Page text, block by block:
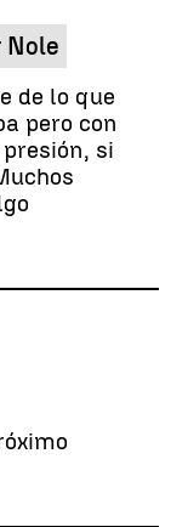
de lo que
pero con
si